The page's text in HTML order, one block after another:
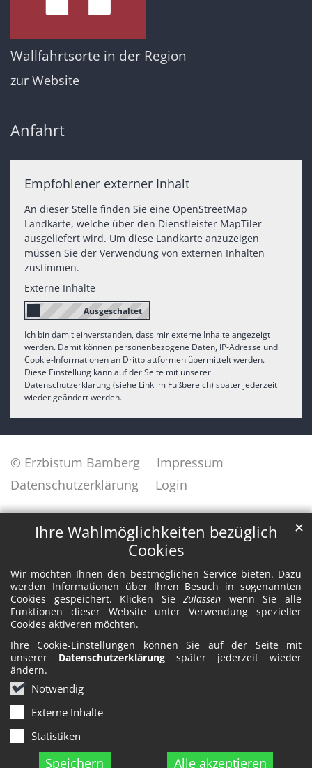
Ihre Wahlmöglichkeiten bezüglich
Cookies
Wir möchten Ihnen den bestmöglichen Service bieten. Dazu
werden Informationen über Ihren Besuch in sogenannten
Cookies gespeichert. Klicken SieZulassen wenn Sie alle
Funktionen dieser Website unter Verwendung spezieller
Cookies aktiveren möchten.
Ihre Cookie-Einstellungen können Sie auf der Seite mit
unserer Datenschutzerklärung später jederzeit wieder
ändern.
Notwendig
Externe Inhalte
Statistiken
Speichern Alle akzeptieren
✕
Wallfahrtsorte in der Region
zur Website
Anfahrt
Empfohlener externer Inhalt
An dieser Stelle finden Sie eine OpenStreetMap
Landkarte, welche über den Dienstleister MapTiler
ausgeliefert wird. Um diese Landkarte anzuzeigen
müssen Sie der Verwendung von externen Inhalten
zustimmen.
Externe Inhalte
Ich bin damit einverstanden, dass mir externe Inhalte angezeigt
werden. Damit können personenbezogene Daten, IP-Adresse und
Cookie-Informationen an Drittplattformen übermittelt werden.
Diese Einstellung kann auf der Seite mit unserer
Datenschutzerklärung (siehe Link im Fußbereich) später jederzeit
wieder geändert werden.
© Erzbistum Bamberg
Impressum
Datenschutzerklärung
Login